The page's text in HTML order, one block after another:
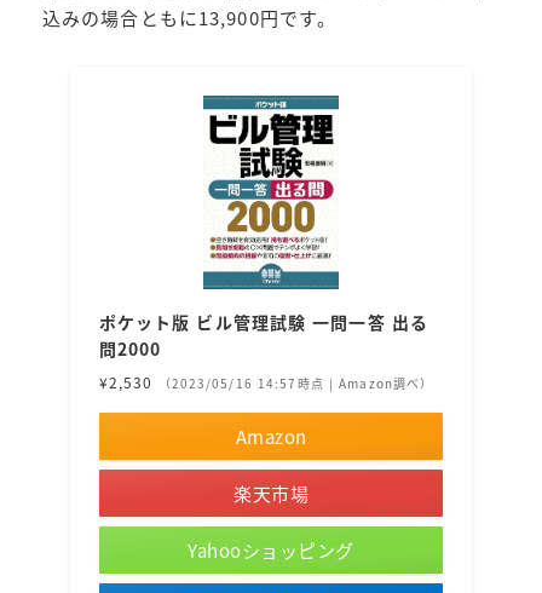
込みの場合ともに13,900円です。
ポケット版 ビル管理試験 一問一答 出る
問2000
¥2,530 （2023/05/16 14:57時点 | Amazon調べ）
Amazon
楽天市場
Yahooショッピング